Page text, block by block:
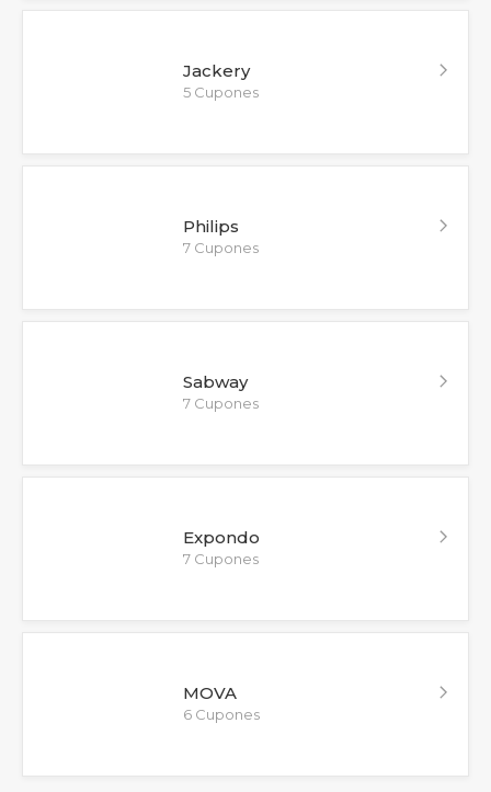
Jackery
5 Cupones
Philips
7 Cupones
Sabway
7 Cupones
Expondo
7 Cupones
MOVA
6 Cupones